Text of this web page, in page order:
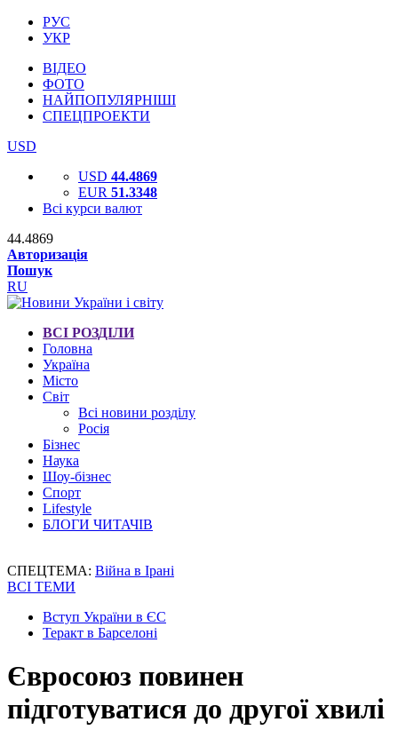
РУС
УКР
ВІДЕО
ФОТО
НАЙПОПУЛЯРНІШІ
СПЕЦПРОЕКТИ
USD
USD 44.4869
EUR 51.3348
Всі курси валют
44.4869
Авторизація
Пошук
RU
ВСІ РОЗДІЛИ
Головна
Україна
Місто
Світ
Всі новини розділу
Росія
Бізнес
Наука
Шоу-бізнес
Спорт
Lifestyle
БЛОГИ ЧИТАЧІВ
СПЕЦТЕМА: Війна в Ірані
ВСІ ТЕМИ
Вступ України в ЄС
Теракт в Барселоні
Євросоюз повинен
підготуватися до другої хвилі